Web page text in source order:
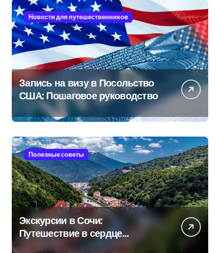
Новости для путешественников
Запись на визу в Посольство
США: Пошаговое руководство
Полезные советы
Экскурсии в Сочи:
Путешествие в сердце
Черноморского курорта